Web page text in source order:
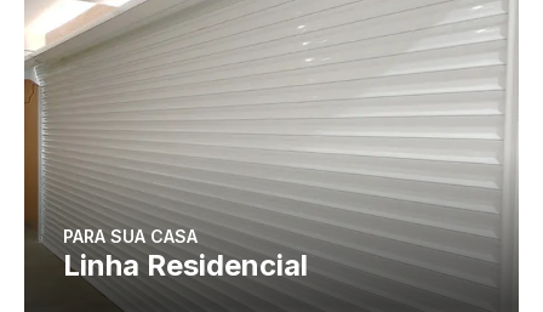
PARA SUA CASA
Linha Residencial